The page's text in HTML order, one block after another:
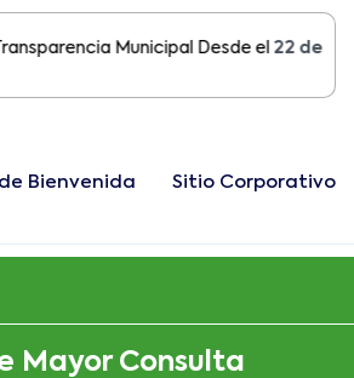
Municipal Desde el22 de Agosto
Bienvenida Sitio Corporativo
Mayor Consulta